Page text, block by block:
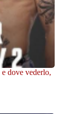
dove vederlo,